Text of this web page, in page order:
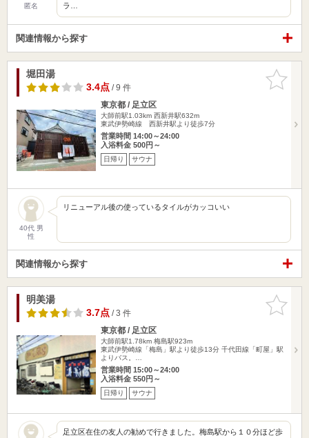
匿名
ラ…
関連情報から探す
お気に入
りに追加
堀田湯
3.4点/ 9 件
東京都 / 足立区
大師前駅1.03km 西新井駅632m
東武伊勢崎線 西新井駅より徒歩7分
営業時間 14:00～24:00
入浴料金 500円～
日帰り サウナ
40代 男
性
リニューアル後の使っているタイルがカッコいい
関連情報から探す
お気に入
りに追加
明美湯
3.7点/ 3 件
東京都 / 足立区
大師前駅1.78km 梅島駅923m
東武伊勢崎線「梅島」駅より徒歩13分 千代田線「町屋」駅
よりバス。…
営業時間 15:00～24:00
入浴料金 550円～
日帰り サウナ
足立区在住の友人の勧めで行きました。梅島駅から１０分ほど歩